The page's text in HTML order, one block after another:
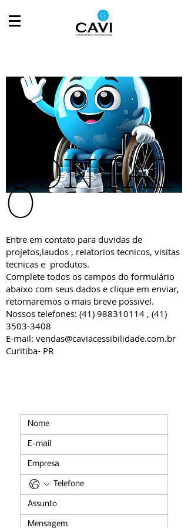
CONTAT
O
Entre em contato para duvidas de
projetos,laudos , relatorios tecnicos, visitas
tecnicas e produtos.
Complete todos os campos do formulário
abaixo com seus dados e clique em enviar,
retornaremos o mais breve possivel.
Nossos telefones: (41) 988310114 , (41)
3503-3408
E-mail: vendas@caviacessibilidade.com.br
Curitiba- PR